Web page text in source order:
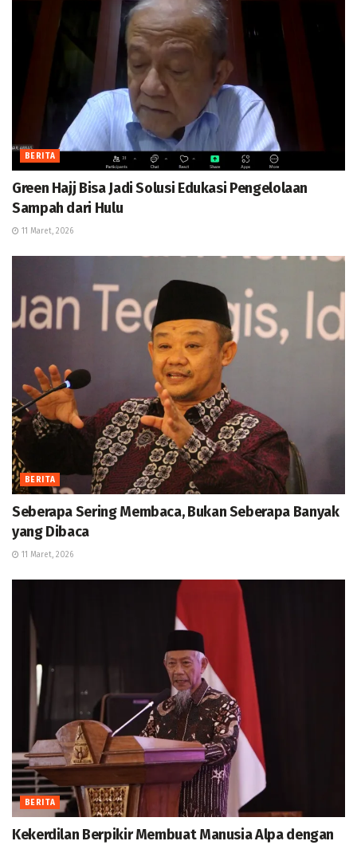
BERITA
Green Hajj Bisa Jadi Solusi Edukasi Pengelolaan
Sampah dari Hulu
11 Maret, 2026
BERITA
Seberapa Sering Membaca, Bukan Seberapa Banyak
yang Dibaca
11 Maret, 2026
BERITA
Kekerdilan Berpikir Membuat Manusia Alpa dengan